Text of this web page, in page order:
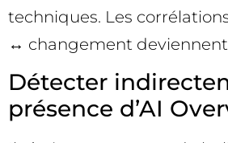
techniques. Les
↔ changement deviennent
Détecter
présence d’AI